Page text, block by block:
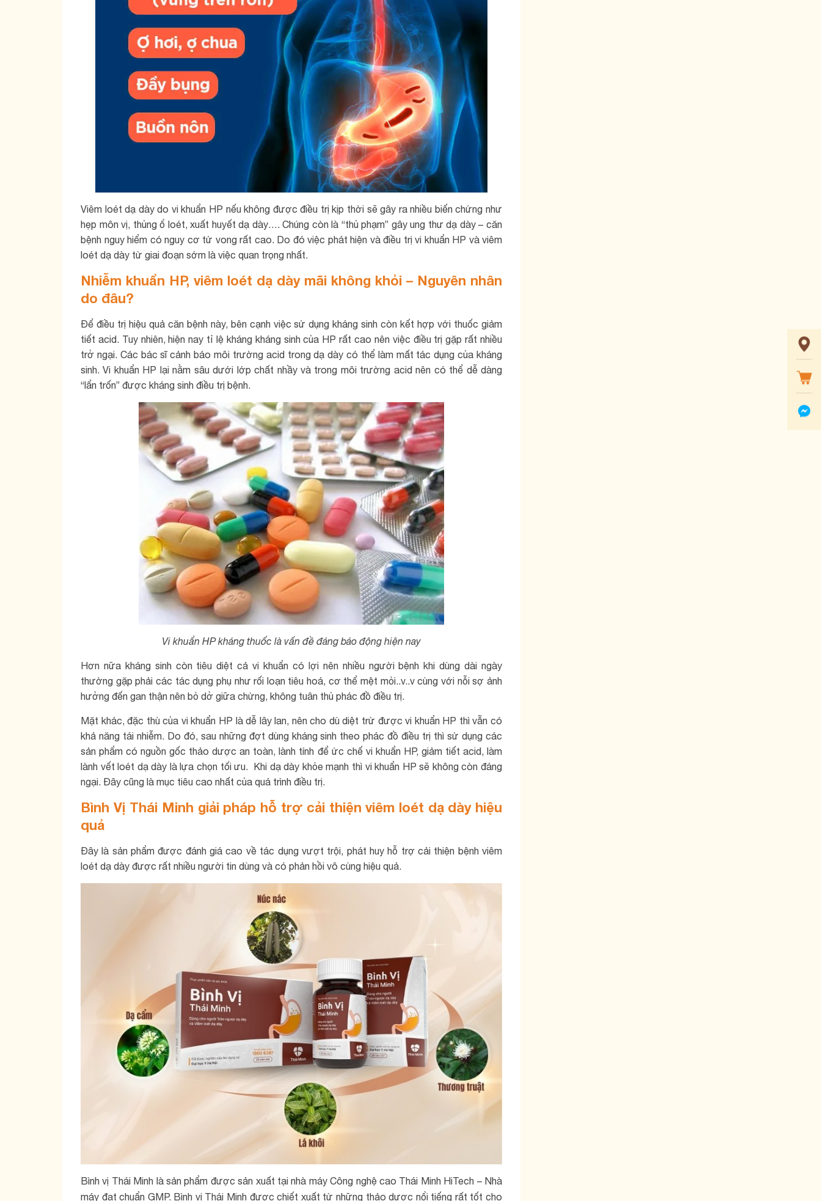
Viêm loét dạ dày do vi khuẩn HP nếu không được điều trị kịp thời sẽ gây ra nhiều biến chứng như
hẹp môn vị, thủng ổ loét, xuất huyết dạ dày…. Chúng còn là “thủ phạm” gây ung thư dạ dày – căn
bệnh nguy hiểm có nguy cơ tử vong rất cao. Do đó việc phát hiện và điều trị vi khuẩn HP và viêm
loét dạ dày từ giai đoạn sớm là việc quan trọng nhất.
Nhiễm khuẩn HP, viêm loét dạ dày mãi không khỏi – Nguyên nhân
do đâu?
Để điều trị hiệu quả căn bệnh này, bên cạnh việc sử dụng kháng sinh còn kết hợp với thuốc giảm
tiết acid. Tuy nhiên, hiện nay tỉ lệ kháng kháng sinh của HP rất cao nên việc điều trị gặp rất nhiều
trở ngại. Các bác sĩ cảnh báo môi trường acid trong dạ dày có thể làm mất tác dụng của kháng
sinh. Vi khuẩn HP lại nằm sâu dưới lớp chất nhầy và trong môi trường acid nên có thể dễ dàng
“lẩn trốn” được kháng sinh điều trị bệnh.
Vi khuẩn HP kháng thuốc là vấn đề đáng báo động hiện nay
Hơn nữa kháng sinh còn tiêu diệt cả vi khuẩn có lợi nên nhiều người bệnh khi dùng dài ngày
thường gặp phải các tác dụng phụ như rối loạn tiêu hoá, cơ thể mệt mỏi..v..v cùng với nỗi sợ ảnh
hưởng đến gan thận nên bỏ dở giữa chừng, không tuân thủ phác đồ điều trị.
Mặt khác, đặc thù của vi khuẩn HP là dễ lây lan, nên cho dù diệt trừ được vi khuẩn HP thì vẫn có
khả năng tái nhiễm. Do đó, sau những đợt dùng kháng sinh theo phác đồ điều trị thì sử dụng các
sản phẩm có nguồn gốc thảo dược an toàn, lành tính để ức chế vi khuẩn HP, giảm tiết acid, làm
lành vết loét dạ dày là lựa chọn tối ưu. Khi dạ dày khỏe mạnh thì vi khuẩn HP sẽ không còn đáng
ngại. Đây cũng là mục tiêu cao nhất của quá trình điều trị.
Bình Vị Thái Minh giải pháp hỗ trợ cải thiện viêm loét dạ dày hiệu
quả
Đây là sản phẩm được đánh giá cao về tác dụng vượt trội, phát huy hỗ trợ cải thiện bệnh viêm
loét dạ dày được rất nhiều người tin dùng và có phản hồi vô cùng hiệu quả.
Bình vị Thái Minh là sản phẩm được sản xuất tại nhà máy Công nghệ cao Thái Minh HiTech – Nhà
máy đạt chuẩn GMP. Bình vị Thái Minh được chiết xuất từ những thảo dược nổi tiếng rất tốt cho